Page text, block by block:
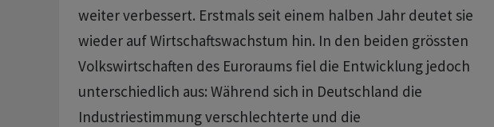
weiter verbessert. Erstmals seit einem halben Jahr deutet sie
wieder auf Wirtschaftswachstum hin. In den beiden grössten
Volkswirtschaften des Euroraums fiel die Entwicklung jedoch
unterschiedlich aus: Während sich in Deutschland die
Industriestimmung verschlechterte und die